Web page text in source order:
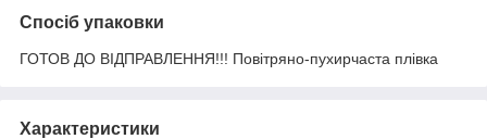
Спосіб упаковки
ГОТОВ ДО ВІДПРАВЛЕННЯ!!! Повітряно-пухирчаста плівка
Характеристики